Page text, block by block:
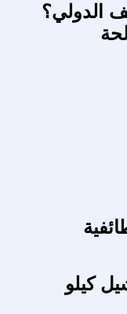
الدولي؟
كيلو